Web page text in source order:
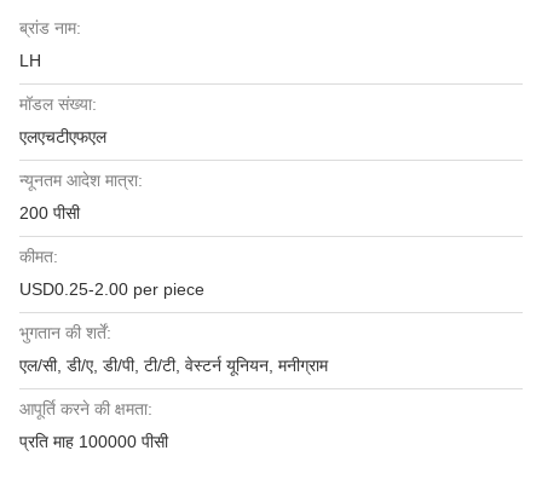
ब्रांड नाम:
LH
मॉडल संख्या:
एलएचटीएफएल
न्यूनतम आदेश मात्रा:
200 पीसी
कीमत:
USD0.25-2.00 per piece
भुगतान की शर्तें:
एल/सी, डी/ए, डी/पी, टी/टी, वेस्टर्न यूनियन, मनीग्राम
आपूर्ति करने की क्षमता:
प्रति माह 100000 पीसी